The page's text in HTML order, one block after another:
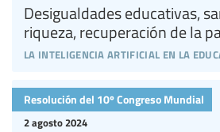
la inteligencia artificial en la
Desigualdades educativas,
riqueza, recuperación de la
2 agosto 2024
Resolución del 10º Congreso Mundial